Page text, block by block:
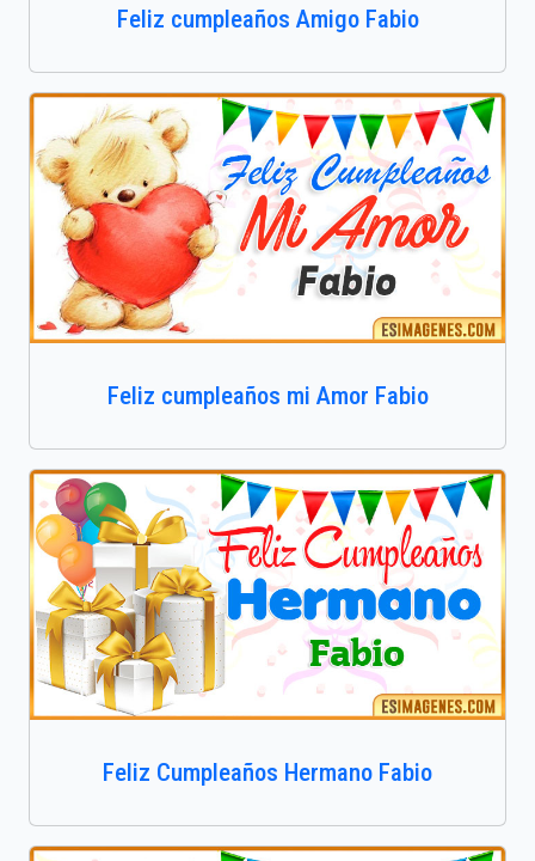
Feliz cumpleaños Amigo Fabio
Feliz cumpleaños mi Amor Fabio
Feliz Cumpleaños Hermano Fabio